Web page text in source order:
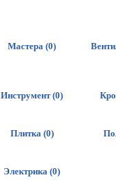
Мастера (0)
Инструмент (0)
Плитка (0)
Электрика (0)